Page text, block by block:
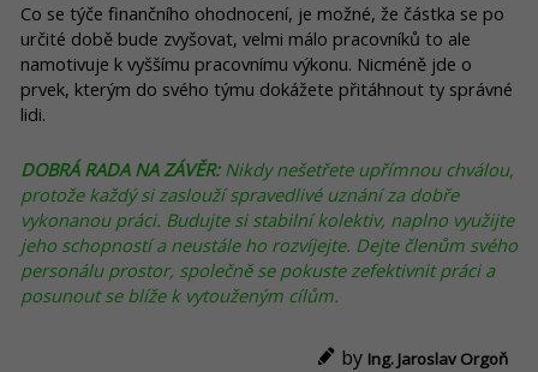
Co se týče finančního ohodnocení, je možné, že částka se po
určité době bude zvyšovat, velmi málo pracovníků to ale
namotivuje k vyššímu pracovnímu výkonu. Nicméně jde o
prvek, kterým do svého týmu dokážete přitáhnout ty správné
lidi.
DOBRÁ RADA NA ZÁVĚR:Nikdy nešetřete upřímnou chválou,
protože každý si zaslouží spravedlivé uznání za dobře
vykonanou práci. Budujte si stabilní kolektiv, naplno využijte
jeho schopností a neustále ho rozvíjejte. Dejte členům svého
personálu prostor, společně se pokuste zefektivnit práci a
posunout se blíže k vytouženým cílům.
by Ing. Jaroslav Orgoň